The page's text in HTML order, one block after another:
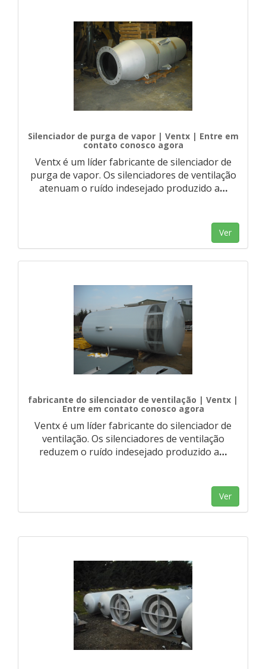
Silenciador de purga de vapor | Ventx | Entre em
contato conosco agora
Ventx é um líder fabricante de silenciador de
purga de vapor. Os silenciadores de ventilação
atenuam o ruído indesejado produzido a…
Ver
fabricante do silenciador de ventilação | Ventx |
Entre em contato conosco agora
Ventx é um líder fabricante do silenciador de
ventilação. Os silenciadores de ventilação
reduzem o ruído indesejado produzido a…
Ver